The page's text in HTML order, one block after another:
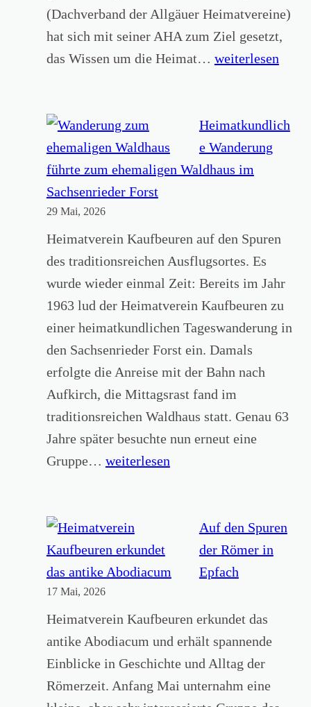
2
(Dachverband der Allgäuer Heimatvereine)
hat sich mit seiner AHA zum Ziel gesetzt,
das Wissen um die Heimat… H
b
s
t
m
i
n
a
r
e
d
e
r
A
ä
u
e
i
a
weiterlesen
Heimatkundlich
e Wanderung
führte zum ehemaligen Waldhaus im
Sachsenrieder Forst
29 Mai, 2026
Heimatverein Kaufbeuren auf den Spuren
des traditionsreichen Ausflugsortes. Es
wurde wieder einmal Zeit: Bereits im Jahr
1963 lud der Heimatverein Kaufbeuren zu
einer heimatkundlichen Tageswanderung in
den Sachsenrieder Forst ein. Damals
erfolgte die Anreise mit der Bahn nach
Aufkirch, die Mittagsrast fand im
traditionsreichen Waldhaus statt. Genau 63
Jahre später besuchte nun erneut eine
Gruppe… H
m
a
t
k
u
n
d
l
weiterlesen
Auf den Spuren
der Römer in
Epfach
17 Mai, 2026
Heimatverein Kaufbeuren erkundet das
antike Abodiacum und erhält spannende
Einblicke in Geschichte und Alltag der
Römerzeit. Anfang Mai unternahm eine